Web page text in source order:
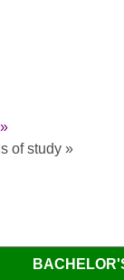
of study »